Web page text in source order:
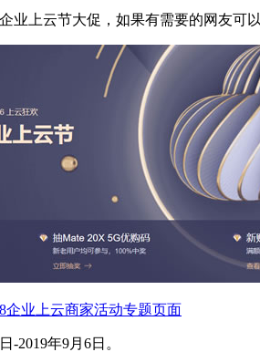
业上云节大促，如果有需要的网友可
企业上云商家活动专题页面
-2019年9月6日。